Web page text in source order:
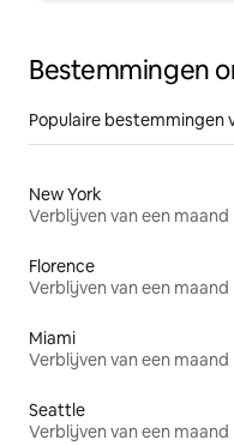
Bestemmingen
Populaire bestemmingen
New York
Verblijven van een maand
Florence
Verblijven van een maand
Miami
Verblijven van een maand
Seattle
Verblijven van een maand